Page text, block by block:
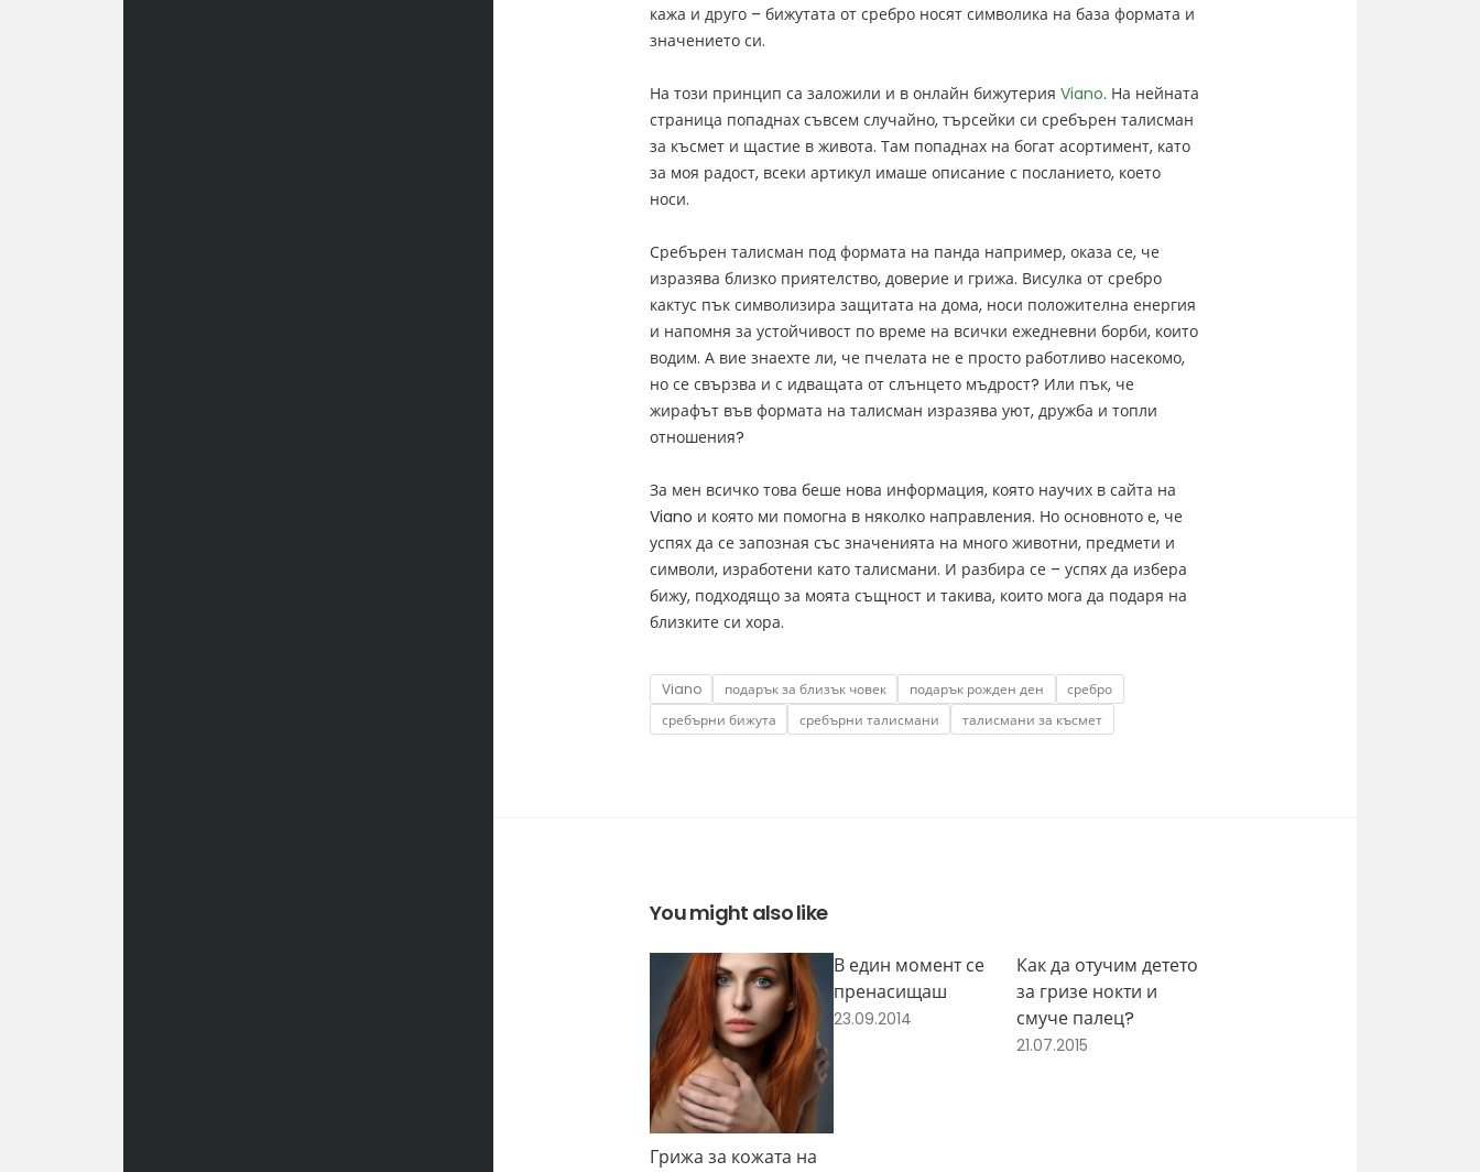
кажа и друго – бижутата от сребро носят символика на база формата и
значението си.
На този принцип са заложили и в онлайн бижутерия Viano. На нейната
страница попаднах съвсем случайно, търсейки си сребърен талисман
за късмет и щастие в живота. Там попаднах на богат асортимент, като
за моя радост, всеки артикул имаше описание с посланието, което
носи.
Сребърен талисман под формата на панда например, оказа се, че
изразява близко приятелство, доверие и грижа. Висулка от сребро
кактус пък символизира защитата на дома, носи положителна енергия
и напомня за устойчивост по време на всички ежедневни борби, които
водим. А вие знаехте ли, че пчелата не е просто работливо насекомо,
но се свързва и с идващата от слънцето мъдрост? Или пък, че
жирафът във формата на талисман изразява уют, дружба и топли
отношения?
За мен всичко това беше нова информация, която научих в сайта на
Viano и която ми помогна в няколко направления. Но основното е, че
успях да се запозная със значенията на много животни, предмети и
символи, изработени като талисмани. И разбира се – успях да избера
бижу, подходящо за моята същност и такива, които мога да подаря на
близките си хора.
Tags
Viano подарък за близък човек подарък рожден ден
сребро
сребърни бижута
сребърни талисмани талисмани за късмет
You might also like
Грижа за кожата на
В един момент се
пренасищаш
23.09.2014
Как да отучим детето
за гризе нокти и
смуче палец?
21.07.2015